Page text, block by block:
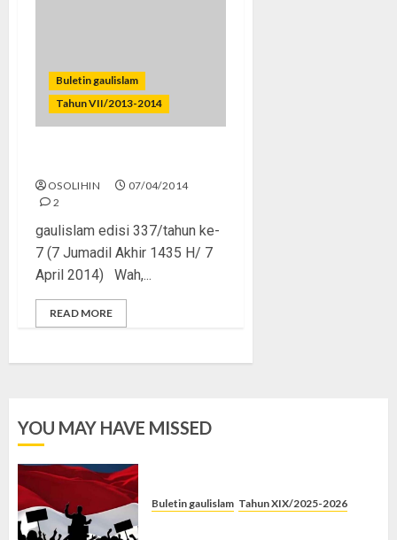
Buletin gaulislam
Tahun VII/2013-2014
OSOLIHIN
07/04/2014
2
gaulislam edisi 337/tahun ke-
7 (7 Jumadil Akhir 1435 H/ 7
April 2014) Wah,...
READ MORE
YOU MAY HAVE MISSED
Buletin gaulislam Tahun XIX/2025-2026